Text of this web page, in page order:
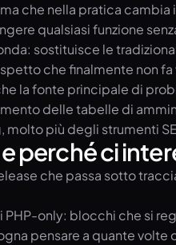
che nella pratica
qualsiasi funzione
sostituisce le
che finalmente non
la fonte principale di
delle tabelle di
più degli strumenti
perché ci
che passa sotto
only: blocchi che si
pensare a quante